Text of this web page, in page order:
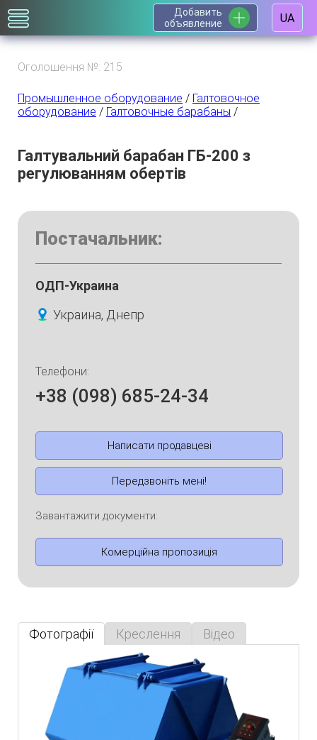
Добавить
объявление
UA
Оголошення №: 215
Промышленное оборудование / Галтовочное
оборудование / Галтовочные барабаны /
Галтувальний барабан ГБ-200 з
регулюванням обертів
Постачальник:
ОДП-Украина
Украина, Днепр
Телефони:
+38 (098) 685-24-34
Написати продавцеві
Передзвоніть мені!
Завантажити документи:
Комерційна пропозиція
Фотографії Креслення Відео